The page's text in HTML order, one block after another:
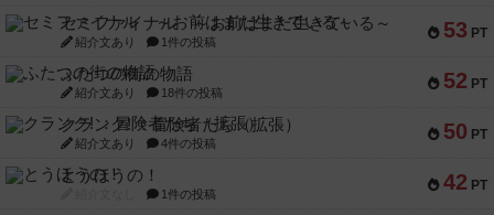
53 PT
セミファイナル ～お前はまだ生きている～
紹介文あり 1件の投稿
52 PT
ふたつの街の物語
紹介文あり 18件の投稿
50 PT
クランク! ：冒険者たち（拡張）
紹介文あり 4件の投稿
42 PT
とうほうの！
1件の投稿